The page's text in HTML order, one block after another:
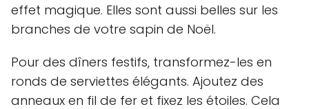
effet magique. Elles sont aussi belles sur les
branches de votre sapin de Noël.
Pour des dîners festifs, transformez-les en
ronds de serviettes élégants. Ajoutez des
anneaux en fil de fer et fixez les étoiles. Cela